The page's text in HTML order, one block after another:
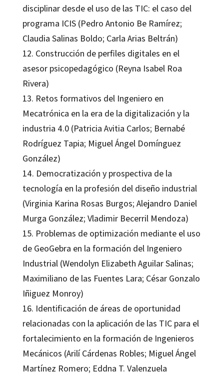
disciplinar desde el uso de las TIC: el caso del
programa ICIS (Pedro Antonio Be Ramírez;
Claudia Salinas Boldo; Carla Arias Beltrán)
12. Construcción de perfiles digitales en el
asesor psicopedagógico (Reyna Isabel Roa
Rivera)
13. Retos formativos del Ingeniero en
Mecatrónica en la era de la digitalización y la
industria 4.0 (Patricia Avitia Carlos; Bernabé
Rodríguez Tapia; Miguel Ángel Domínguez
González)
14. Democratización y prospectiva de la
tecnología en la profesión del diseño industrial
(Virginia Karina Rosas Burgos; Alejandro Daniel
Murga González; Vladimir Becerril Mendoza)
15. Problemas de optimización mediante el uso
de GeoGebra en la formación del Ingeniero
Industrial (Wendolyn Elizabeth Aguilar Salinas;
Maximiliano de las Fuentes Lara; César Gonzalo
Iñiguez Monroy)
16. Identificación de áreas de oportunidad
relacionadas con la aplicación de las TIC para el
fortalecimiento en la formación de Ingenieros
Mecánicos (Arilí Cárdenas Robles; Miguel Ángel
Martínez Romero; Eddna T. Valenzuela